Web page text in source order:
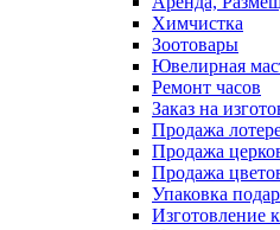
Химчистка
Зоотовары
Ювелирная
Ремонт часов
Заказ на
Продажа
Продажа
Продажа
Упаковка
Изготовление